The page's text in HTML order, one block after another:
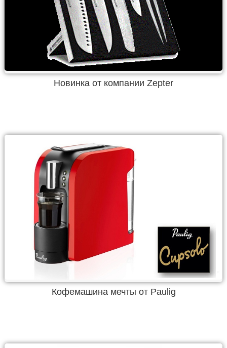
Новинка от компании Zepter
Кофемашина мечты от Paulig